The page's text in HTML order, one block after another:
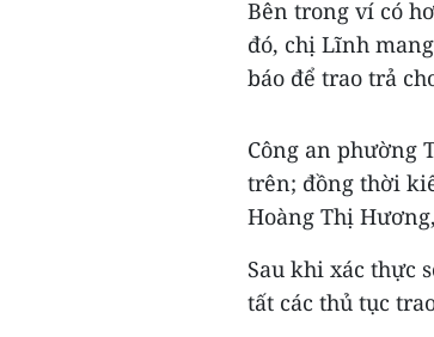
Bên trong ví có
đó, chị Lĩnh
báo để trao trả
Công an phường
trên; đồng thời
Hoàng Thị
Sau khi xác thực
tất các thủ tục